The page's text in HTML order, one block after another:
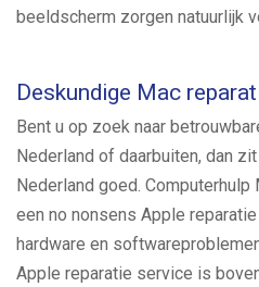
beeldscherm zorgen natuurlijk
Deskundige Mac
Bent u op zoek naar
Nederland of daarbuiten, dan
Nederland goed.
een no nonsens Apple
hardware en
Apple reparatie service is